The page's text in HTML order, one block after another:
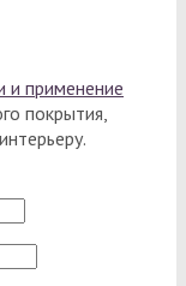
и применение
покрытия,